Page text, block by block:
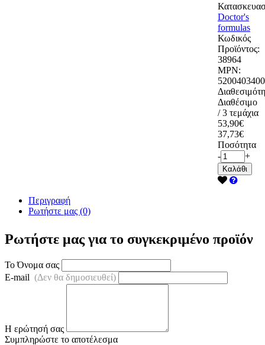
Doctor's
formulas
Κωδικός
Προϊόντος:
38964
MPN:
Διαθέσιμο
/ 3 τεμάχια
53,90€
37,73€
Ποσότητα
-
+
Καλάθι
Περιγραφή
Ρωτήστε μας (0)
Ρωτήστε μας για το συγκεκριμένο προϊόν
Το Όνομα σας
E-mail (Δεν θα δημοσιευθεί)
Η ερώτησή σας
Συμπληρώστε το αποτέλεσμα